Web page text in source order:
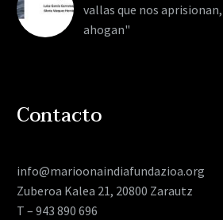
vallas que nos
ahogan"
Contacto
info@marioonaindiafundazioa.org
Zuberoa Kalea 21, 20800 Zarautz
T – 943 890 696